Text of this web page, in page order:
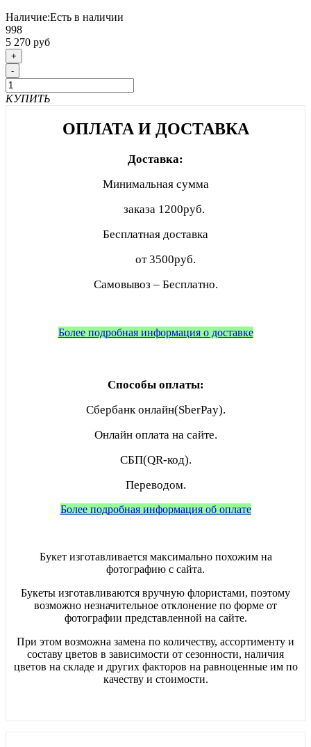
Наличие:Есть в наличии
998
5 270 руб
+
-
КУПИТЬ
ОПЛАТА И ДОСТАВКА
Доставка:
Минимальная сумма
заказа 1200руб.
Бесплатная доставка
от 3500руб.
Самовывоз – Бесплатно.
Более подробная информация о доставке
Способы оплаты:
Сбербанк онлайн(SberPay).
Онлайн оплата на сайте.
СБП(QR-код).
Переводом.
Более подробная информация об оплате
Букет изготавливается максимально похожим на
фотографию с сайта.
Букеты изготавливаются вручную флористами, поэтому
возможно незначительное отклонение по форме от
фотографии представленной на сайте.
При этом возможна замена по количеству, ассортименту и
составу цветов в зависимости от сезонности, наличия
цветов на складе и других факторов на равноценные им по
качеству и стоимости.